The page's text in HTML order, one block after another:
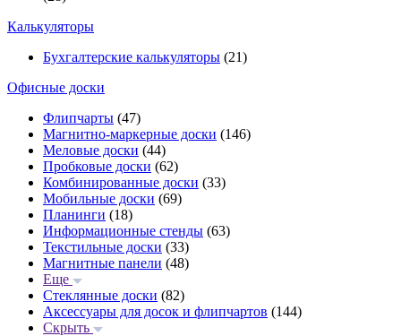
Калькуляторы
Бухгалтерские калькуляторы (21)
Офисные доски
Флипчарты (47)
Магнитно-маркерные доски (146)
Меловые доски (44)
Пробковые доски (62)
Комбинированные доски (33)
Мобильные доски (69)
Планинги (18)
Информационные стенды (63)
Текстильные доски (33)
Магнитные панели (48)
Еще
Стеклянные доски (82)
Аксессуары для досок и флипчартов (144)
Скрыть